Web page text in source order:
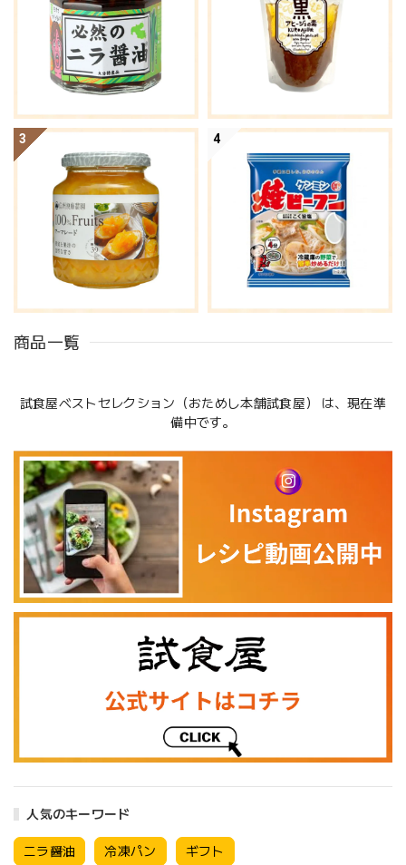
人気のキーワード
ニラ醤油 冷凍パン ギフト
3 4
商品一覧
試食屋ベストセレクション（おためし本舗試食屋） は、現在準
備中です。